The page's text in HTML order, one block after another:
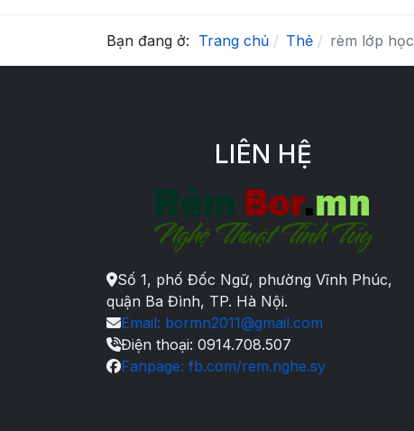
Bạn đang ở: Trang chủ Thẻ rèm lớp học
LIÊN HỆ
Số 1, phố Đốc Ngữ, phường Vĩnh Phúc,
quận Ba Đình, TP. Hà Nội.
Email: bormn2011@gmail.com
Điện thoại: 0914.708.507
Fanpage: fb.com/rem.nghe.sy